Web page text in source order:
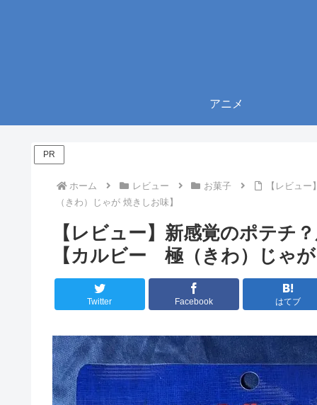
アニメ
ホーム レビュー お菓子
【レビュ
（きわ）じゃが 焼きしお味】
PR
【レビュー】新感覚のポテチ
【カルビー 極（きわ）じゃ
Twitter Facebook はてブ